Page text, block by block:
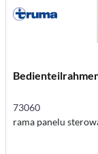
73060
rama panelu